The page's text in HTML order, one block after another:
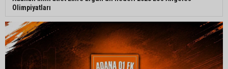
Olimpiyatları